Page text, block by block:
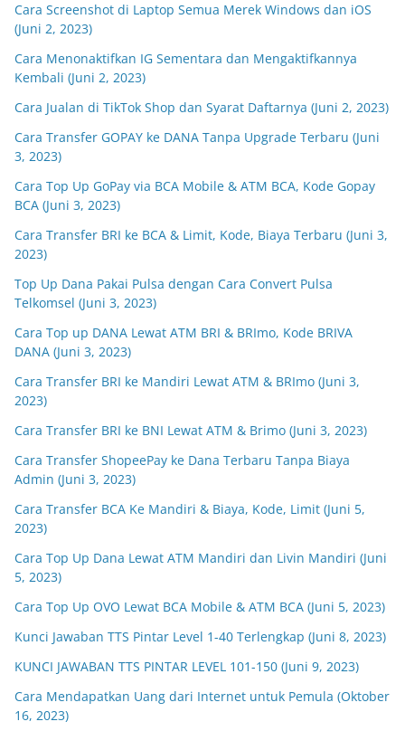
Cara Screenshot di Laptop Semua Merek Windows dan iOS
(Juni 2, 2023)
Cara Menonaktifkan IG Sementara dan Mengaktifkannya
Kembali (Juni 2, 2023)
Cara Jualan di TikTok Shop dan Syarat Daftarnya (Juni 2, 2023)
Cara Transfer GOPAY ke DANA Tanpa Upgrade Terbaru (Juni
3, 2023)
Cara Top Up GoPay via BCA Mobile & ATM BCA, Kode Gopay
BCA (Juni 3, 2023)
Cara Transfer BRI ke BCA & Limit, Kode, Biaya Terbaru (Juni 3,
2023)
Top Up Dana Pakai Pulsa dengan Cara Convert Pulsa
Telkomsel (Juni 3, 2023)
Cara Top up DANA Lewat ATM BRI & BRImo, Kode BRIVA
DANA (Juni 3, 2023)
Cara Transfer BRI ke Mandiri Lewat ATM & BRImo (Juni 3,
2023)
Cara Transfer BRI ke BNI Lewat ATM & Brimo (Juni 3, 2023)
Cara Transfer ShopeePay ke Dana Terbaru Tanpa Biaya
Admin (Juni 3, 2023)
Cara Transfer BCA Ke Mandiri & Biaya, Kode, Limit (Juni 5,
2023)
Cara Top Up Dana Lewat ATM Mandiri dan Livin Mandiri (Juni
5, 2023)
Cara Top Up OVO Lewat BCA Mobile & ATM BCA (Juni 5, 2023)
Kunci Jawaban TTS Pintar Level 1-40 Terlengkap (Juni 8, 2023)
KUNCI JAWABAN TTS PINTAR LEVEL 101-150 (Juni 9, 2023)
Cara Mendapatkan Uang dari Internet untuk Pemula (Oktober
16, 2023)